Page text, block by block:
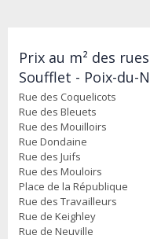
Prix au m² des
Soufflet - Poix-du-
Rue des Coquelicots
Rue des Bleuets
Rue des Mouilloirs
Rue Dondaine
Rue des Juifs
Rue des Mouloirs
Place de la République
Rue des Travailleurs
Rue de Keighley
Rue de Neuville